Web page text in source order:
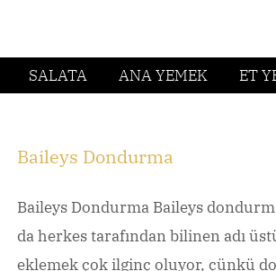
SALATA ANA YEMEK ET
Baileys Dondurma
Baileys Dondurma Baileys
da herkes tarafından bilinen adı
eklemek çok ilginç oluyor, çünkü